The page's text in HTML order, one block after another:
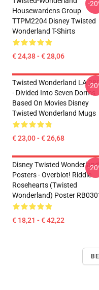
Housewardens Group
TTPM2204 Disney Twisted
Wonderland T-Shirts
€ 24,38 - € 28,06
-
Twisted Wonderland LA
- Divided Into Seven Dorms
Based On Movies Disney
Twisted Wonderland Mugs
€ 23,00 - € 26,68
-
Disney Twisted Wonderland
Posters - Overblot! Riddle
Rosehearts (Twisted
Wonderland) Poster
€ 18,21 - € 42,22
-